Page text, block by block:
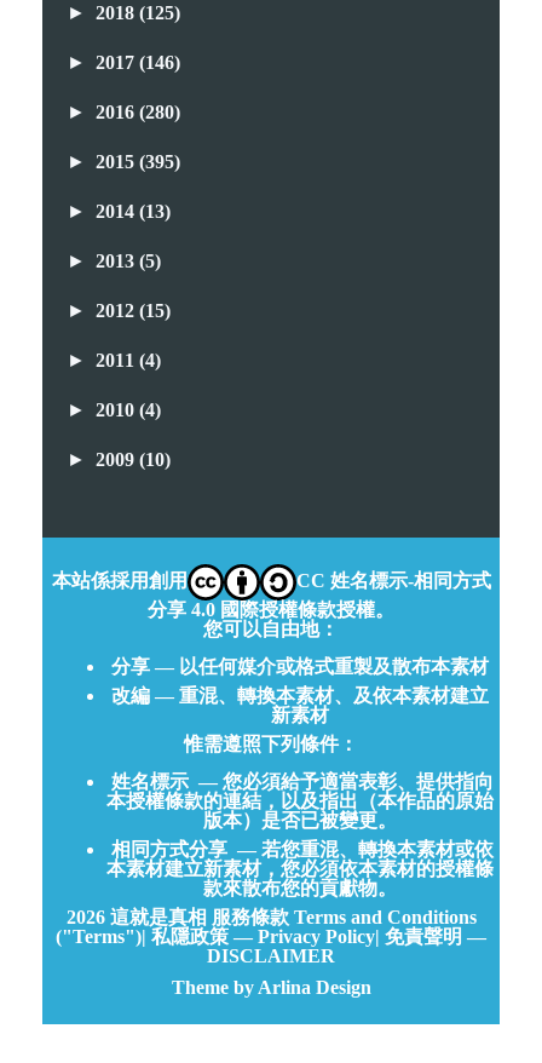
► 2018 (125)
► 2017 (146)
► 2016 (280)
► 2015 (395)
► 2014 (13)
► 2013 (5)
► 2012 (15)
► 2011 (4)
► 2010 (4)
► 2009 (10)
本站係採用創用
CC 姓名標示-相同方式
分享 4.0 國際授權條款授權。
您可以自由地：
分享 — 以任何媒介或格式重製及散布本素材
改編 — 重混、轉換本素材、及依本素材建立
新素材
惟需遵照下列條件：
姓名標示 — 您必須給予適當表彰、提供指向
本授權條款的連結，以及指出（本作品的原始
版本）是否已被變更。
相同方式分享 — 若您重混、轉換本素材或依
本素材建立新素材，您必須依本素材的授權條
款來散布您的貢獻物。
2026 這就是真相 服務條款 Terms and Conditions
("Terms")| 私隱政策 — Privacy Policy| 免責聲明 —
DISCLAIMER
Theme by Arlina Design